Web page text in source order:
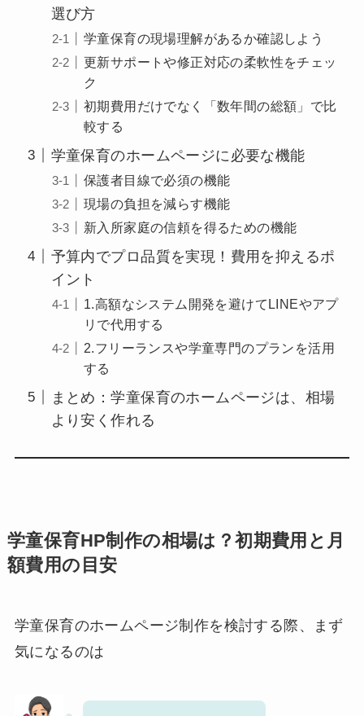
選び方
学童保育の現場理解があるか確認しよう
更新サポートや修正対応の柔軟性をチェッ
ク
初期費用だけでなく「数年間の総額」で比
較する
学童保育のホームページに必要な機能
保護者目線で必須の機能
現場の負担を減らす機能
新入所家庭の信頼を得るための機能
予算内でプロ品質を実現！費用を抑えるポ
イント
1.高額なシステム開発を避けてLINEやアプ
リで代用する
2.フリーランスや学童専門のプランを活用
する
まとめ：学童保育のホームページは、相場
より安く作れる
学童保育HP制作の相場は？初期費用と月
額費用の目安
学童保育のホームページ制作を検討する際、まず
気になるのは